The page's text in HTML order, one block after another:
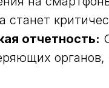
станет
отчетность: